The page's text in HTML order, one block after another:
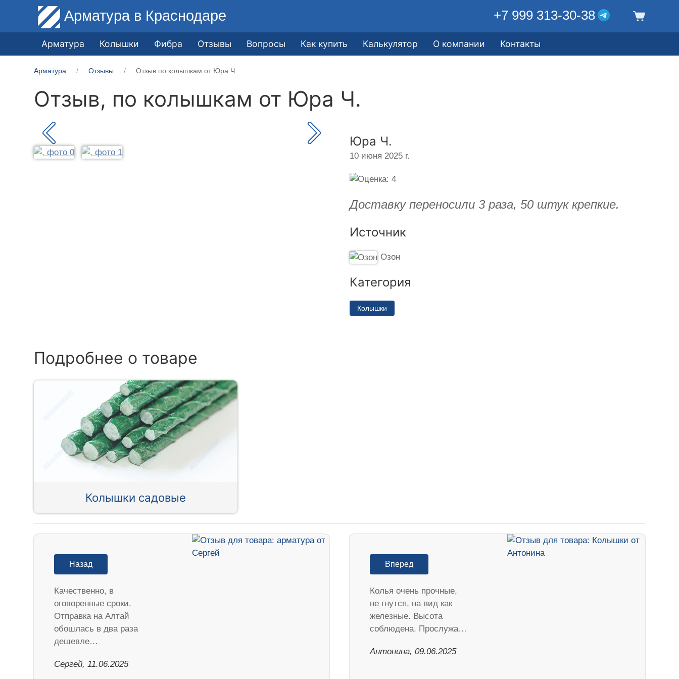
Арматура в Краснодаре +7 999 313-30-38
Арматура Колышки Фибра Отзывы Вопросы Как купить Калькулятор О компании Контакты
Арматура Отзывы Отзыв по колышкам от Юра Ч.
Отзыв, по колышкам от Юра Ч.
Юра Ч.
10 июня 2025 г.
Доставку переносили 3 раза, 50 штук крепкие.
Источник
Озон
Категория
Колышки
Подробнее о товаре
Колышки садовые
Назад
Качественно, в
оговоренные сроки.
Отправка на Алтай
обошлась в два раза
дешевле…
Сергей, 11.06.2025
Вперед
Колья очень прочные,
не гнутся, на вид как
железные. Высота
соблюдена. Прослужа…
Антонина, 09.06.2025